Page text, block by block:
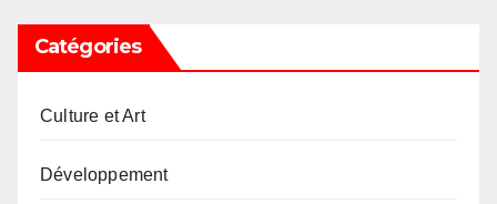
Catégories
Culture et Art
Développement